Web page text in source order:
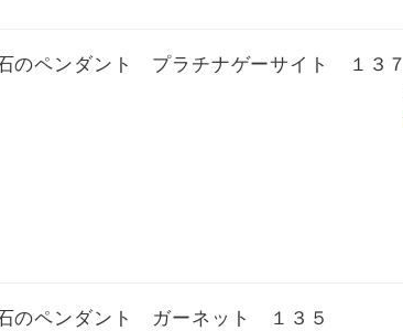
のペンダント プラチナゲーサイト １３７
のペンダント ガーネット １３５